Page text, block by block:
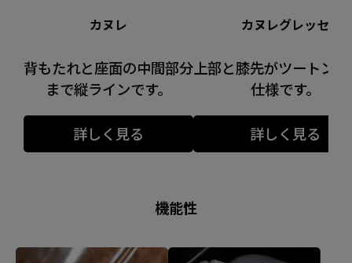
カヌレ
背もたれと座面の中間部分
まで縦ラインです。
詳しく見る
カヌレグレッセ
上部と膝先がツートン
仕様です。
詳しく見る
機能性